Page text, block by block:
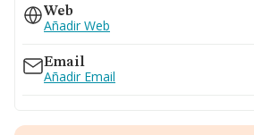
Web
Añadir Web
Email
Añadir Email